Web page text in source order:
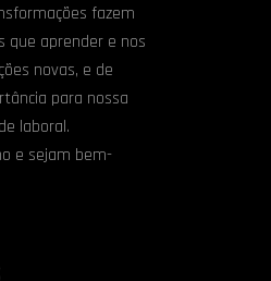
fazem
que aprender e nos
novas, e de
para nossa
laboral.
e sejam bem-